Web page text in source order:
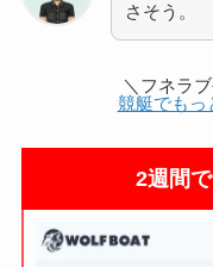
さそう。
＼フネラ
競艇でも
2週間